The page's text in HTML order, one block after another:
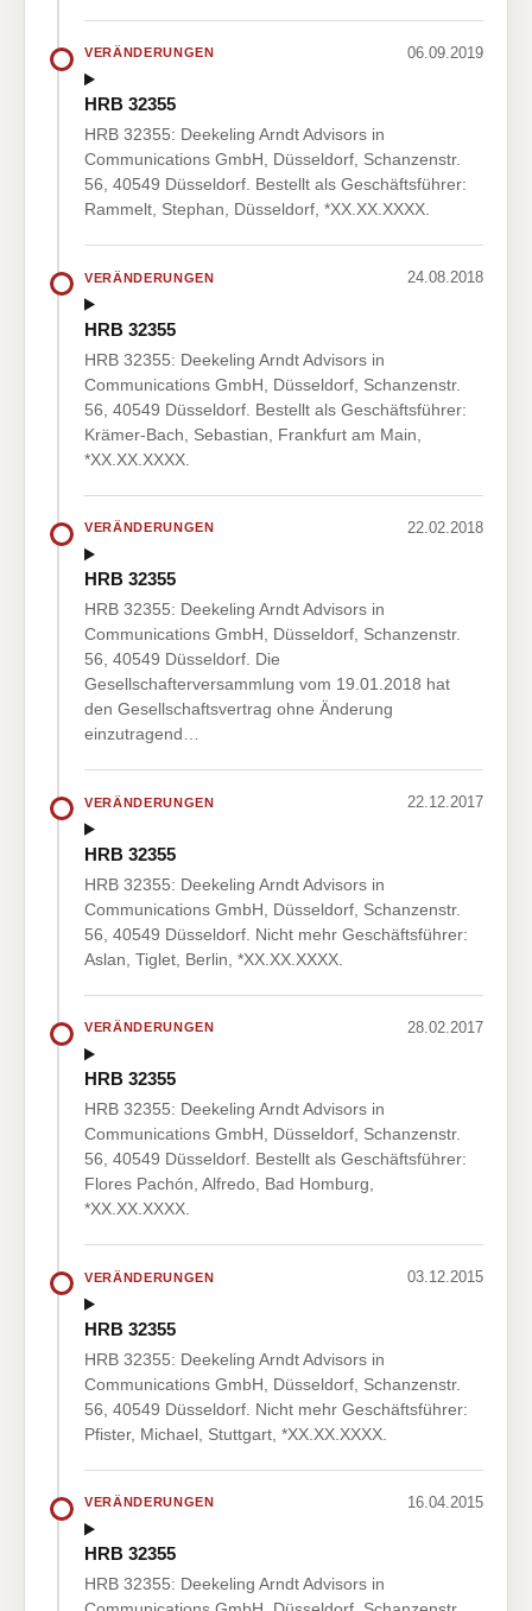
VERÄNDERUNGEN 06.09.2019
HRB 32355
HRB 32355: Deekeling Arndt Advisors in
Communications GmbH, Düsseldorf, Schanzenstr.
56, 40549 Düsseldorf. Bestellt als Geschäftsführer:
Rammelt, Stephan, Düsseldorf, *XX.XX.XXXX.
VERÄNDERUNGEN 24.08.2018
HRB 32355
HRB 32355: Deekeling Arndt Advisors in
Communications GmbH, Düsseldorf, Schanzenstr.
56, 40549 Düsseldorf. Bestellt als Geschäftsführer:
Krämer-Bach, Sebastian, Frankfurt am Main,
*XX.XX.XXXX.
VERÄNDERUNGEN 22.02.2018
HRB 32355
HRB 32355: Deekeling Arndt Advisors in
Communications GmbH, Düsseldorf, Schanzenstr.
56, 40549 Düsseldorf. Die
Gesellschafterversammlung vom 19.01.2018 hat
den Gesellschaftsvertrag ohne Änderung
einzutragend…
VERÄNDERUNGEN 22.12.2017
HRB 32355
HRB 32355: Deekeling Arndt Advisors in
Communications GmbH, Düsseldorf, Schanzenstr.
56, 40549 Düsseldorf. Nicht mehr Geschäftsführer:
Aslan, Tiglet, Berlin, *XX.XX.XXXX.
VERÄNDERUNGEN 28.02.2017
HRB 32355
HRB 32355: Deekeling Arndt Advisors in
Communications GmbH, Düsseldorf, Schanzenstr.
56, 40549 Düsseldorf. Bestellt als Geschäftsführer:
Flores Pachón, Alfredo, Bad Homburg,
*XX.XX.XXXX.
VERÄNDERUNGEN 03.12.2015
HRB 32355
HRB 32355: Deekeling Arndt Advisors in
Communications GmbH, Düsseldorf, Schanzenstr.
56, 40549 Düsseldorf. Nicht mehr Geschäftsführer:
Pfister, Michael, Stuttgart, *XX.XX.XXXX.
VERÄNDERUNGEN 16.04.2015
HRB 32355
HRB 32355: Deekeling Arndt Advisors in